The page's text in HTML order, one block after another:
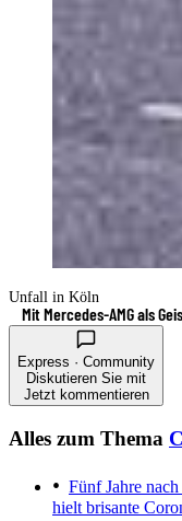
Unfall in Köln
Mit Mercedes-AMG als
Express · Community
Diskutieren Sie mit
Jetzt kommentieren
Alles zum Thema
Fünf Jahre
hielt brisante